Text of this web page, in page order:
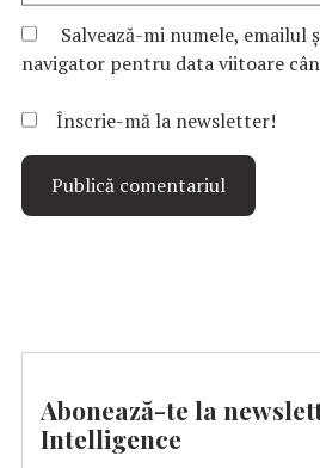
Salvează-mi numele, emailul
navigator pentru data viitoare
Înscrie-mă la newsletter!
Abonează-te la
Intelligence